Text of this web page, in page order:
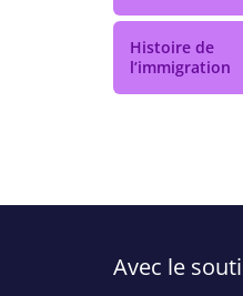
Histoire de
l’immigration
Avec le